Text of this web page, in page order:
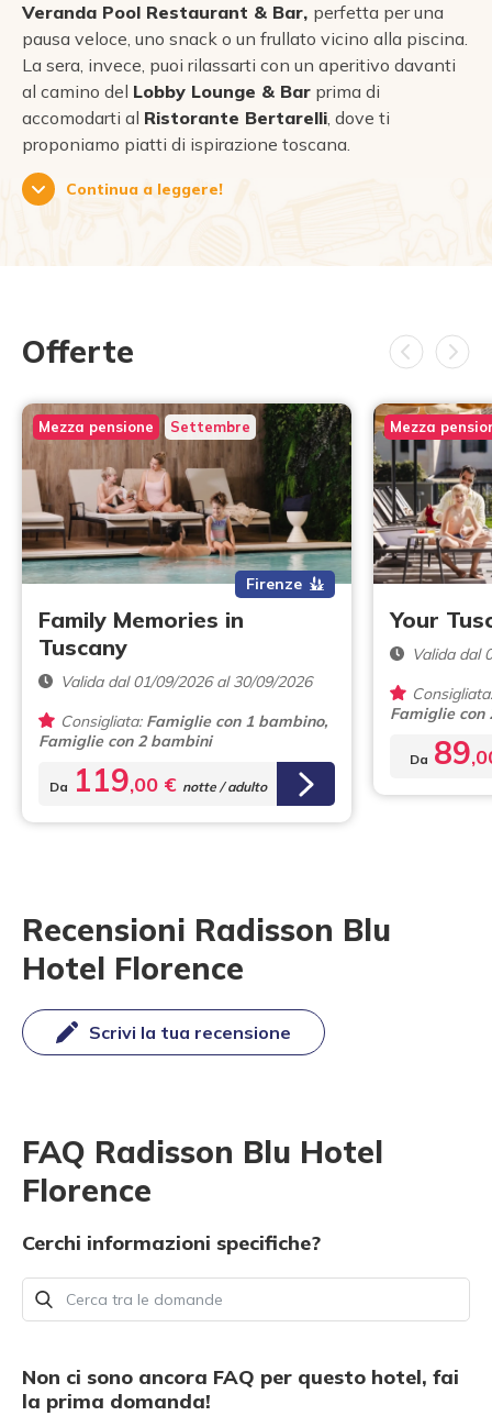
Veranda Pool Restaurant & Bar, perfetta per una
pausa veloce, uno snack o un frullato vicino alla piscina.
La sera, invece, puoi rilassarti con un aperitivo davanti
al camino del Lobby Lounge & Bar prima di
accomodarti al Ristorante Bertarelli, dove ti
proponiamo piatti di ispirazione toscana.
Continua a leggere!
Offerte
Mezza pensione Settembre
Firenze
Family Memories in
Tuscany
Valida dal 01/09/2026 al 30/09/2026
Consigliata:Famiglie con 1 bambino,
Famiglie con 2 bambini
Da 119,00 € notte / adulto
Mezza
Your
Valida dal
Consigliata:
Famiglie con
Da 89
Recensioni Radisson Blu
Hotel Florence
Scrivi la tua recensione
FAQ Radisson Blu Hotel
Florence
Cerchi informazioni specifiche?
Non ci sono ancora FAQ per questo hotel, fai
la prima domanda!